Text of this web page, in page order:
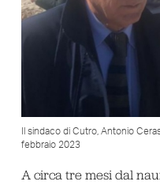
Il sindaco di Cutro, Antonio
febbraio 2023
A circa tre mesi dal